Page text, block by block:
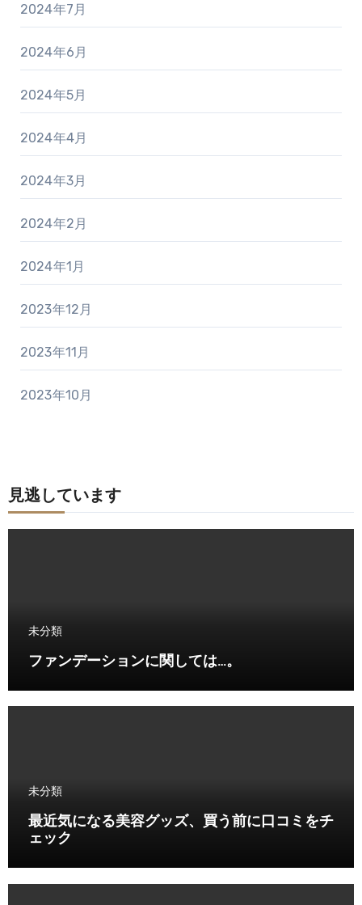
2024年7月
2024年6月
2024年5月
2024年4月
2024年3月
2024年2月
2024年1月
2023年12月
2023年11月
2023年10月
見逃しています
未分類
ファンデーションに関しては…。
未分類
最近気になる美容グッズ、買う前に口コミをチ
ェック